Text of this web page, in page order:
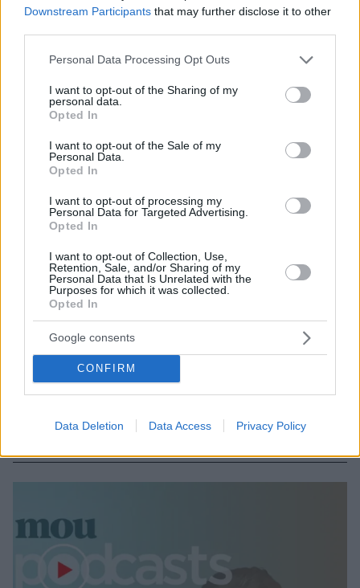
Downstream Participants that may further disclose it to other
Please note that this website/app uses one or more Google
not limited to your visit or usage behaviour. You may click to
grant or deny consent to Google and its third-party tags to
use your data for below specified purposes in below Google
consent section.
Personal Data Processing Opt Outs
I want to opt-out of the Sharing of my
personal data.
Opted In
I want to opt-out of the Sale of my
Personal Data.
Opted In
I want to opt-out of processing my
Personal Data for Targeted Advertising.
Opted In
I want to opt-out of Collection, Use,
Retention, Sale, and/or Sharing of my
Personal Data that Is Unrelated with the
Purposes for which it was collected.
Opted In
Google consents
CONFIRM
Data Deletion Data Access Privacy Policy
Οι μαίες λένε «όχι» στο νέο καθηκοντολόγιο –
«Υποβαθμίζεται ο ρόλος μας, πλήγμα για τη Δημόσια
Υγεία»
Σοβαρές αντιδράσεις προκαλεί στους Συλλόγους
Επιστημόνων Μαιών το υπό έγκριση καθηκοντολόγιο
για οπισθοδρόμηση που αντιβαίνει στην επιστημονική
01.02.2026, 22:59 1